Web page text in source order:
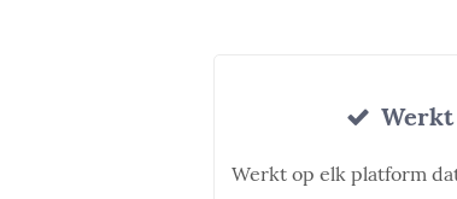
Werkt
Werkt op elk platform